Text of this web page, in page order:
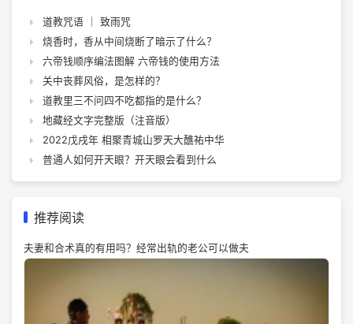
道教咒语 ｜ 致雨咒
烧香时，香从中间烧断了暗示了什么？
六帝钱顺序编法图解 六帝钱的使用方法
关中丧葬风俗，是怎样的？
道教里三不问四不吃都指的是什么？
地藏经文字完整版（注音版）
2022戊戌年 相聚青城山罗天大醮祐中华
普通人如何开天眼？开天眼会看到什么
推荐阅读
夫妻和合术真的有用吗？经常出轨的老公可以做夫